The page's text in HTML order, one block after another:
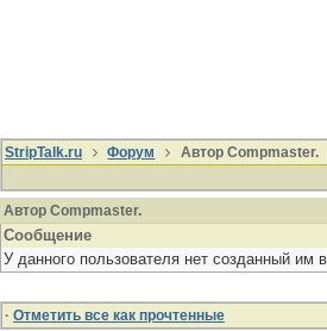
StripTalk.ru Форум
Автор Compmaster.
Автор Compmaster.
Сообщение
У данного пользователя нет созданный им
· Отметить все как прочтенные